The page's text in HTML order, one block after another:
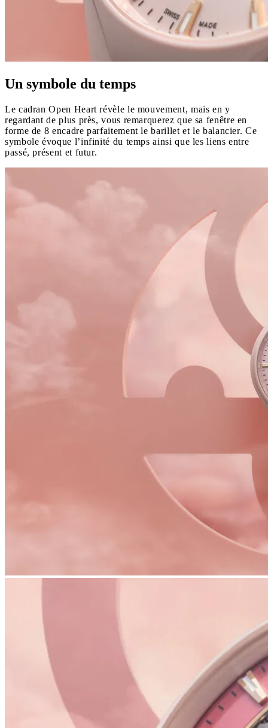
Un symbole du temps
Le cadran Open Heart révèle le mouvement, mais en y
regardant de plus près, vous remarquerez que sa fenêtre en
forme de 8 encadre parfaitement le barillet et le balancier. Ce
symbole évoque l’infinité du temps ainsi que les liens entre
passé, présent et futur.